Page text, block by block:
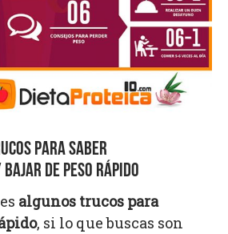
PARA SABER
DE PESO RÁPIDO
algunos trucos para
, si lo que buscas son